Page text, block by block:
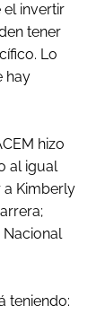
invertir
tener
Lo
hay
hizo
al igual
a Kimberly
Nacional
teniendo: